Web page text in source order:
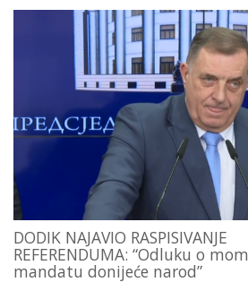
DODIK NAJAVIO RASPISIVANJE
REFERENDUMA: “Odluku o mom
mandatu donijeće narod”